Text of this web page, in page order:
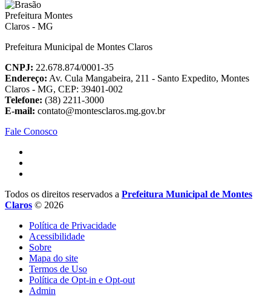
Prefeitura Municipal de Montes Claros
CNPJ: 22.678.874/0001-35
Endereço: Av. Cula Mangabeira, 211 - Santo Expedito, Montes
Claros - MG, CEP: 39401-002
Telefone: (38) 2211-3000
E-mail: contato@montesclaros.mg.gov.br
Fale Conosco
Todos os direitos reservados a Prefeitura Municipal de Montes
Claros © 2026
Política de Privacidade
Acessibilidade
Sobre
Mapa do site
Termos de Uso
Política de Opt-in e Opt-out
Admin